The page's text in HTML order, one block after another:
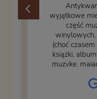
wyjątkowe
część
winylowych,
(choć
książki,
muzykę,
–